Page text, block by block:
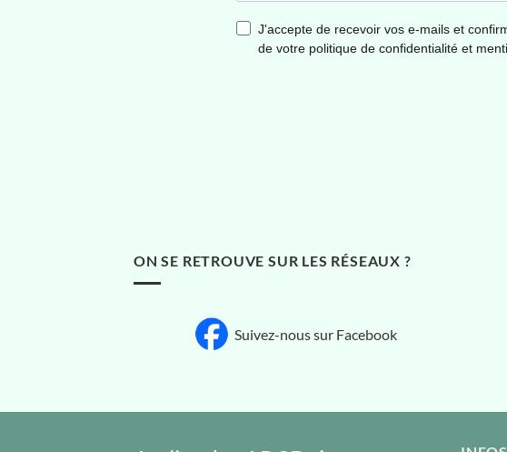
ON SE RETROUVE SUR LES RÉSEAUX ?
Suivez-nous sur Facebook